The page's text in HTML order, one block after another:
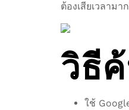
ต้องเสียเวลาม
วิธี
ใช้